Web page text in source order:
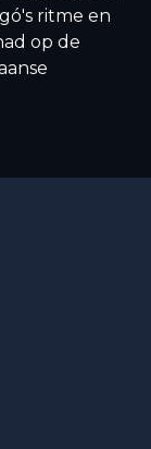
ritme en
op de